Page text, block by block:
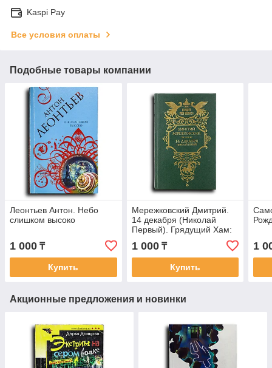
Kaspi Pay
Все условия оплаты
Подобные товары компании
Леонтьев Антон. Небо
слишком высоко
1 000 ₸
Купить
Мережковский Дмитрий.
14 декабря (Николай
Первый). Грядущий Хам:
Вместо послесловия
1 000₸
Купить
1
Акционные предложения и новинки